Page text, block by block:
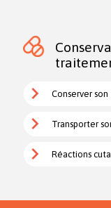
Conserver
Transporter
Réactions